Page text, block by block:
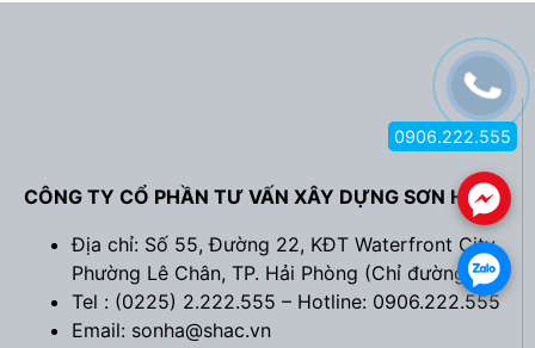
CÔNG TY CỔ PHẦN TƯ VẤN XÂY DỰNG SƠN HÀ
Địa chỉ: Số 55, Đường 22, KĐT Waterfront City,
Phường Lê Chân, TP. Hải Phòng (Chỉ đường )
Tel : (0225) 2.222.555 – Hotline: 0906.222.555
Email: sonha@shac.vn
.
.
0906.222.555